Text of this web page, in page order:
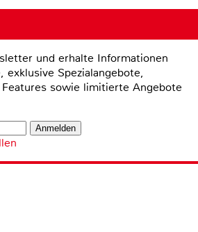
und erhalte Informationen
exklusive Spezialangebote,
sowie limitierte Angebote